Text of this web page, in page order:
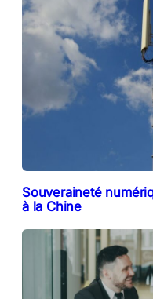
Souveraineté
à la Chine